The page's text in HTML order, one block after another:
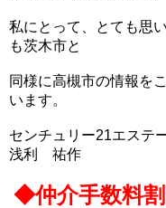
私にとって、とても思
も茨木市と
同様に高槻市の情報を
います。
センチュリー21エステ
浅利 祐作
◆仲介手数料